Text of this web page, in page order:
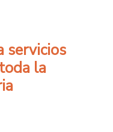
servicios
la